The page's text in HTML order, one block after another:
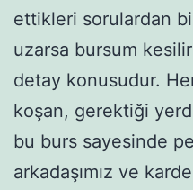
ettikleri sorulardan
uzarsa bursum
detay konusudur.
koşan, gerektiği
bu burs sayesinde
arkadaşımız ve